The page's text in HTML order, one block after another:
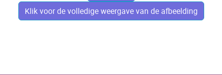
Klik voor de volledige weergave van de afbeelding